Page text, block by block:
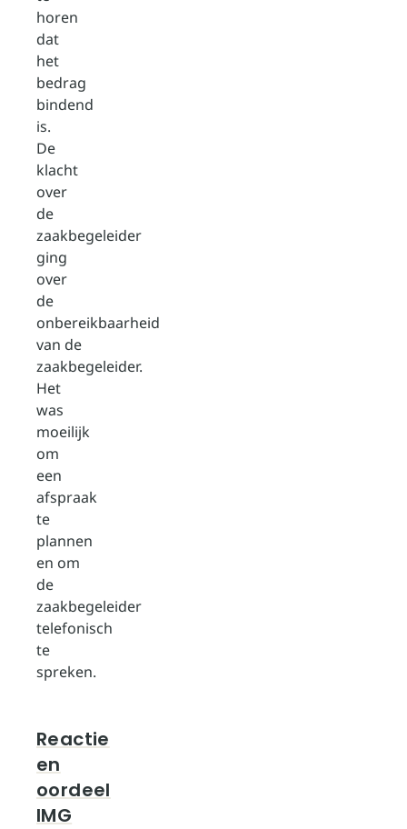
horen
dat
het
bedrag
bindend
is.
De
klacht
over
de
zaakbegeleider
ging
over
de
onbereikbaarheid
van de
zaakbegeleider.
Het
was
moeilijk
om
een
afspraak
te
plannen
en om
de
zaakbegeleider
telefonisch
te
spreken.
Reactie
en
oordeel
IMG